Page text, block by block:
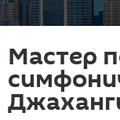
Мастер